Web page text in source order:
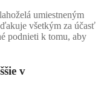
umiestneným
všetkým za účasť
podnieti k tomu, aby
v